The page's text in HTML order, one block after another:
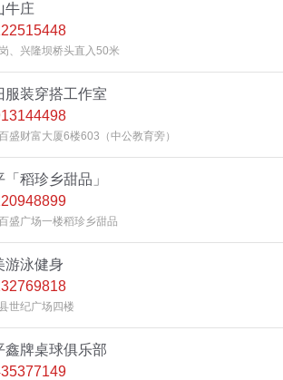
牛庄
、兴隆坝桥头直入50米
服装穿搭工作室
盛财富大厦6楼603（中公教育旁）
「稻珍乡甜品」
盛广场一楼稻珍乡甜品
游泳健身
世纪广场四楼
鑫牌桌球俱乐部